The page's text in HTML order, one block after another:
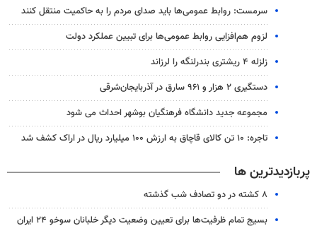
سرمست: روابط عمومی‌ها باید صدای مردم را به حاکمیت منتقل کنند
لزوم هم‌افزایی روابط‌ عمومی‌ها برای تبیین عملکرد دولت
زلزله ۴ ریشتری بندرلنگه را لرزاند
دستگیری ۲ هزار و ۹۶۱ سارق در آذربایجان‌شرقی
مجموعه جدید دانشگاه فرهنگیان بوشهر احداث می شود
تاجره: ۱۰ تن کالای قاچاق به ارزش ۱۰۰ میلیارد ریال در اراک کشف شد
پربازدیدترین ها
۸ کشته در دو تصادف شب گذشته
بسیج تمام ظرفیت‌ها برای تعیین وضعیت دیگر خلبانان سوخو ۲۴ ایران